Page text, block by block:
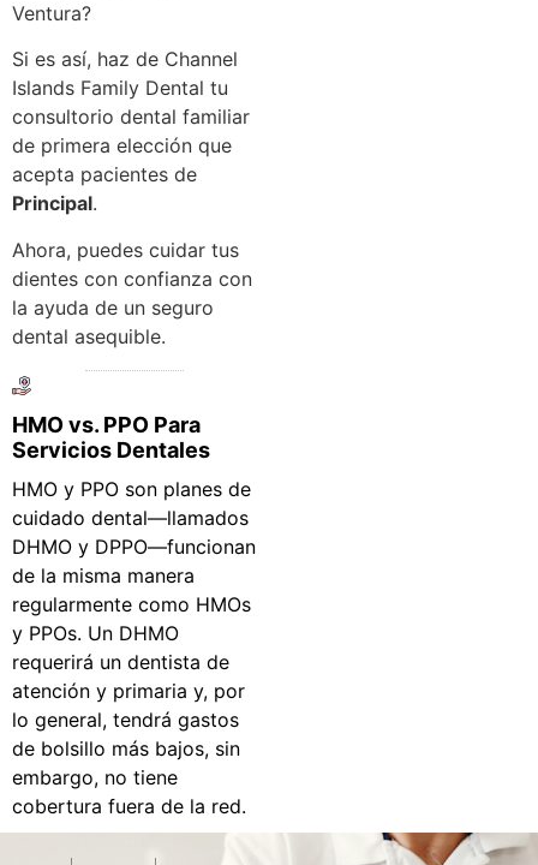
Ventura?
Si es así, haz de Channel
Islands Family Dental tu
consultorio dental familiar
de primera elección que
acepta pacientes de
Principal.
Ahora, puedes cuidar tus
dientes con confianza con
la ayuda de un seguro
dental asequible.
HMO vs. PPO Para
Servicios Dentales
HMO y PPO son planes de
cuidado dental—llamados
DHMO y DPPO—funcionan
de la misma manera
regularmente como HMOs
y PPOs. Un DHMO
requerirá un dentista de
atención y primaria y, por
lo general, tendrá gastos
de bolsillo más bajos, sin
embargo, no tiene
cobertura fuera de la red.